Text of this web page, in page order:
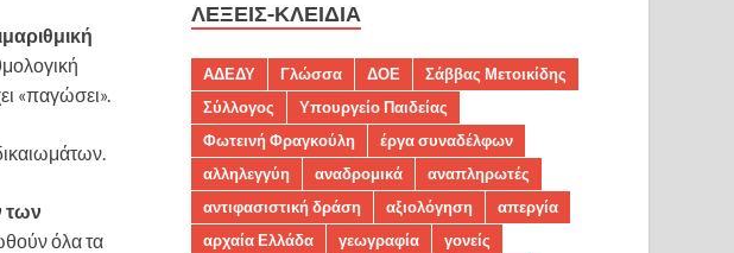
«παγώσει».
των
όλα τα
ΛΈΞΕΙΣ-ΚΛΕΙΔΙΆ
ΑΔΕΔΥ Γλώσσα ΔΟΕ
Σάββας Μετοικίδης
Σύλλογος
Υπουργείο Παιδείας
Φωτεινή Φραγκούλη
έργα συναδέλφων
αλληλεγγύη
αναδρομικά
αναπληρωτές
αντιφασιστική δράση
αξιολόγηση
απεργία
αρχαία Ελλάδα
γεωγραφία
γονείς